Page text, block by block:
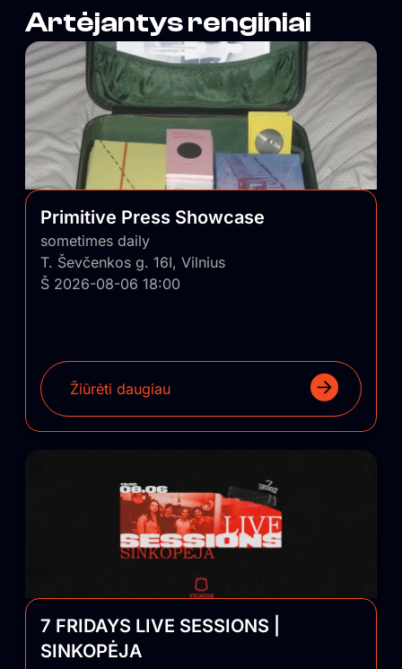
Mylime kultūrą – ir ja dalijamės. Jei „Paviljonas“ būtų
daina – tai būtų ta, kuri skamba dar ilgai po to, kai ji
nutilo.
Artėjantys renginiai
Primitive Press Showcase
sometimes daily
T. Ševčenkos g. 16I, Vilnius
Š 2026-08-06 18:00
Žiūrėti daugiau
7 FRIDAYS LIVE SESSIONS |
SINKOPĖJA